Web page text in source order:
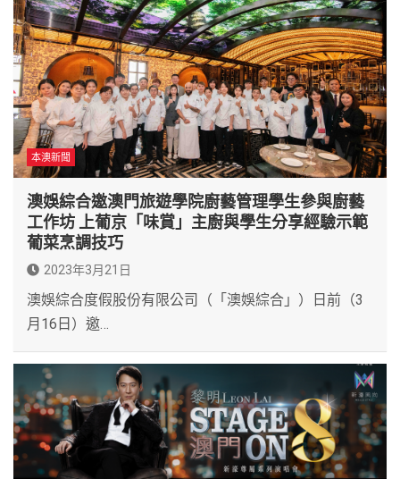
本澳新聞
澳娛綜合邀澳門旅遊學院廚藝管理學生參與廚藝
工作坊 上葡京「味賞」主廚與學生分享經驗示範
葡菜烹調技巧
2023年3月21日
澳娛綜合度假股份有限公司（「澳娛綜合」）日前（3
月16日）邀…